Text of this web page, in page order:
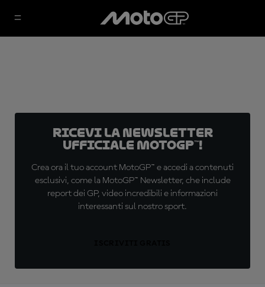
Ricevi la newsletter
ufficiale MotoGP™!
Crea ora il tuo account MotoGP™ e accedi a contenuti
esclusivi, come la MotoGP™ Newsletter, che include
report dei GP, video incredibili e informazioni
interessanti sul nostro sport.